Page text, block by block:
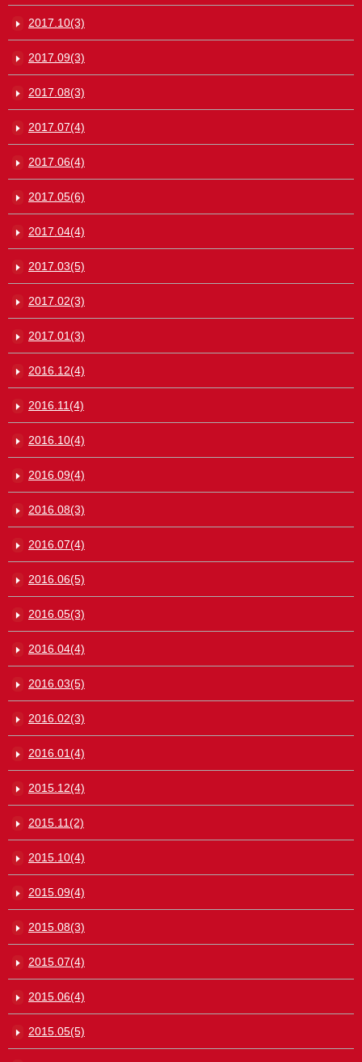
2017.10(3)
2017.09(3)
2017.08(3)
2017.07(4)
2017.06(4)
2017.05(6)
2017.04(4)
2017.03(5)
2017.02(3)
2017.01(3)
2016.12(4)
2016.11(4)
2016.10(4)
2016.09(4)
2016.08(3)
2016.07(4)
2016.06(5)
2016.05(3)
2016.04(4)
2016.03(5)
2016.02(3)
2016.01(4)
2015.12(4)
2015.11(2)
2015.10(4)
2015.09(4)
2015.08(3)
2015.07(4)
2015.06(4)
2015.05(5)